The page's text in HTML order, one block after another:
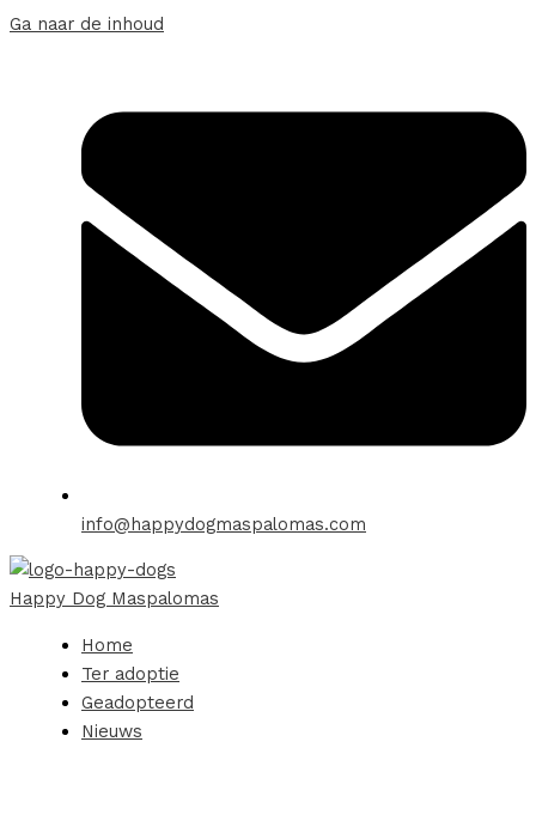
Ga naar de inhoud
info@happydogmaspalomas.com
Happy Dog Maspalomas
Home
Ter adoptie
Geadopteerd
Nieuws